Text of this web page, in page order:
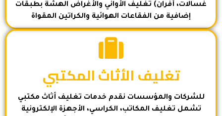
غسالات، أفران) تغليف الأواني والأغراض الهشة بطبقات
إضافية من الفقاعات الهوائية والكراتين المقواة
تغليف الأثاث المكتبي
للشركات والمؤسسات نقدم خدمات تغليف أثاث مكتبي
تشمل تغليف المكاتب، الكراسي، الأجهزة الإلكترونية